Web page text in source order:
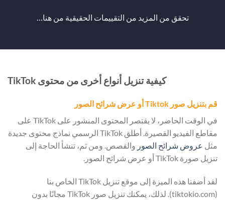
تحقق من المزيد من التقييمات الحقيقية منهنا…
كيفية تنزيل أنواع أخرى من محتوى TikTok
قم بتنزيل صور Tiktok أو عرض شرائح الصور
في الوقت الحاضر، لا يقتصر المحتوى المنشور على TikTok على
مقاطع الفيديو القصيرة. أطلق TikTok الرسمي نماذج محتوى جديدة
مثل عروض شرائح الصور والقصص. ومن ثم، تنشأ الحاجة إلى
تنزيل صورة TikTok أو عرض شرائح الصور.
لقد أضفنا هذه الميزة إلى موقع تنزيل TikTok الخاص بنا
(tiktokio.com). لذلك، يمكنك تنزيل صور TikTok مجانًا بدون